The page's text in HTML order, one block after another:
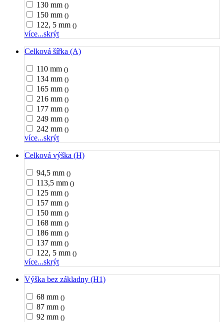
130 mm ()
150 mm ()
122, 5 mm ()
více...skrýt
Celková šířka (A)
110 mm ()
134 mm ()
165 mm ()
216 mm ()
177 mm ()
249 mm ()
242 mm ()
více...skrýt
Celková výška (H)
94,5 mm ()
113,5 mm ()
125 mm ()
157 mm ()
150 mm ()
168 mm ()
186 mm ()
137 mm ()
122, 5 mm ()
více...skrýt
Výška bez základny (H1)
68 mm ()
87 mm ()
92 mm ()